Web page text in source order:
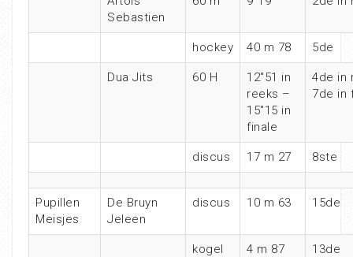
Sebastien
hockey 40 m 78 5de
Dua Jits 60 H
12″51 in
reeks –
15″15 in
finale
4de in
7de in
discus 17 m 27 8ste
Pupillen
Meisjes
De Bruyn
Jeleen
discus 10 m 63 15de
kogel 4 m 87 13de